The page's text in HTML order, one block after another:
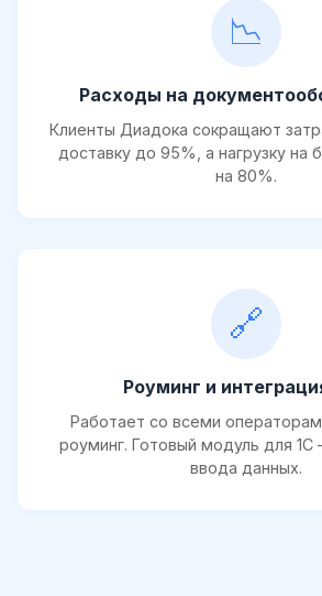
📉
Расходы на
Клиенты Диадока сокращают
доставку до 95%, а нагрузку на
на 80%.
🔗
Роуминг и
Работает со всеми
роуминг. Готовый модуль для 1С
ввода данных.